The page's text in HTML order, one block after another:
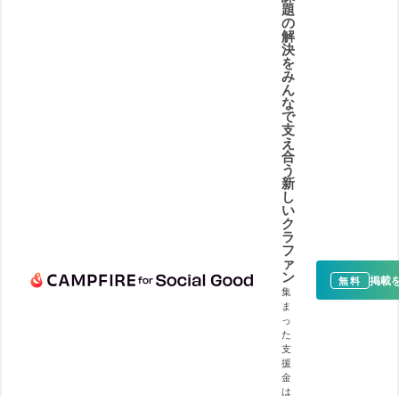
題
の
解
決
を
み
ん
な
で
支
え
合
う
新
し
い
ク
ラ
フ
ァ
ン
集
ま
っ
た
支
援
金
は
無料 掲載